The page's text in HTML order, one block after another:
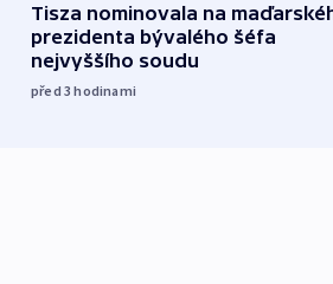
Tisza nominovala na
prezidenta bývalého šéfa
nejvyššího soudu
před 3hodinami